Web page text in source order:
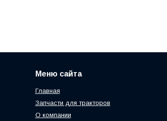
Меню сайта
Главная
Запчасти для тракторов
О компании